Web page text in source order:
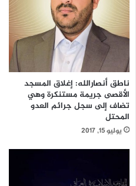
ناطق أنصارالله: إغلاق المسجد
الأقصى جريمة مستنكرة وهي
تضاف إلى سجل جرائم العدو
المحتل
يوليو 15, 2017